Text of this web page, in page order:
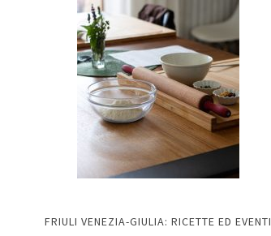
FRIULI VENEZIA-GIULIA: RICETTE ED EVENTI